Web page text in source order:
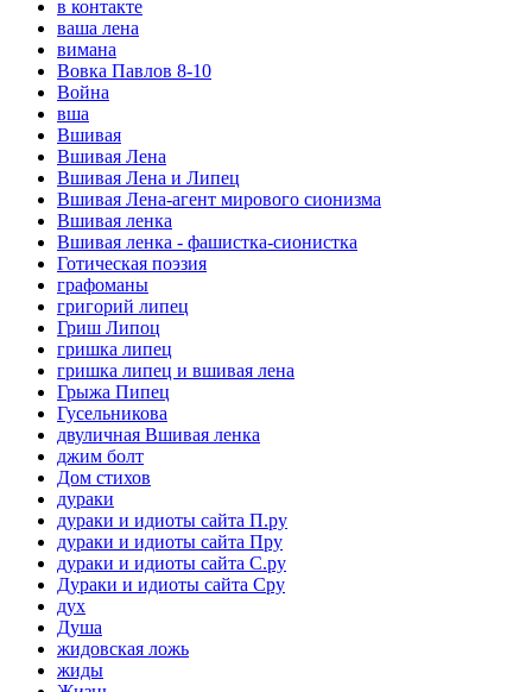
в контакте
ваша лена
вимана
Вовка Павлов 8-10
Война
вша
Вшивая
Вшивая Лена
Вшивая Лена и Липец
Вшивая Лена-агент мирового сионизма
Вшивая ленка
Вшивая ленка - фашистка-сионистка
Готическая поэзия
графоманы
григорий липец
Гриш Липоц
гришка липец
гришка липец и вшивая лена
Грыжа Пипец
Гусельникова
двуличная Вшивая ленка
джим болт
Дом стихов
дураки
дураки и идиоты сайта П.ру
дураки и идиоты сайта Пру
дураки и идиоты сайта С.ру
Дураки и идиоты сайта Сру
дух
Душа
жидовская ложь
жиды